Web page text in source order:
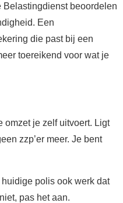
Belastingdienst beoordelen
Een
die past bij een
toereikend voor wat je
omzet je zelf uitvoert. Ligt
zzp’er meer. Je bent
polis ook werk dat
pas het aan.